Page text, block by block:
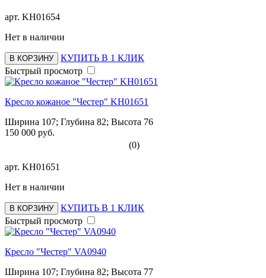
арт. KH01654
Нет в наличии
В КОРЗИНУ
КУПИТЬ В 1 КЛИК
Быстрый просмотр
Кресло кожаное "Честер" KH01651
Ширина 107; Глубина 82; Высота 76
150 000 руб.
(0)
арт. KH01651
Нет в наличии
В КОРЗИНУ
КУПИТЬ В 1 КЛИК
Быстрый просмотр
Кресло "Честер" VA0940
Ширина 107; Глубина 82; Высота 77